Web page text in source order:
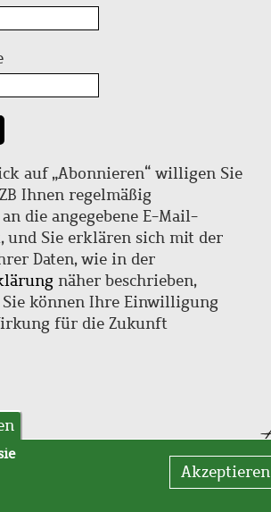
auf „Abonnieren“ willigen Sie
Ihnen regelmäßig
die angegebene E-Mail-
und Sie erklären sich mit der
Daten, wie in der
näher beschrieben,
Sie können Ihre Einwilligung
für die Zukunft
Akzeptieren